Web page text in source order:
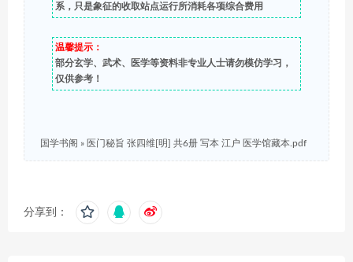
系，只是象征的收取站点运行所消耗各项综合费用
温馨提示：
部分玄学、武术、医学等资料非专业人士请勿模仿学习，
仅供参考！
国学书阁 » 医门秘旨 张四维[明] 共6册 写本 江户 医学馆藏本.pdf
分享到：